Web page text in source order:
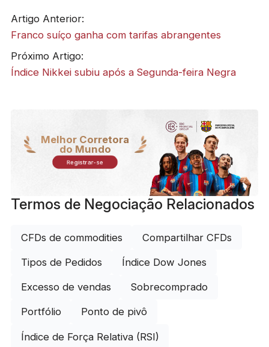
Artigo Anterior:
Franco suíço ganha com tarifas abrangentes
Próximo Artigo:
Índice Nikkei subiu após a Segunda-feira Negra
Melhor Corretora
do Mundo
Registrar-se
Termos de Negociação Relacionados
CFDs de commodities Compartilhar CFDs
Tipos de Pedidos Índice Dow Jones
Excesso de vendas Sobrecomprado
Portfólio Ponto de pivô
Índice de Força Relativa (RSI)